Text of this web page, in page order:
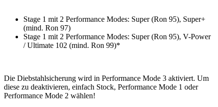
Stage 1 mit 2 Performance Modes: Super (Ron 95), Super+
(mind. Ron 97)
Stage 1 mit 2 Performance Modes: Super (Ron 95), V-Power
/ Ultimate 102 (mind. Ron 99)*
Die Diebstahlsicherung wird in Performance Mode 3 aktiviert. Um
diese zu deaktivieren, einfach Stock, Performance Mode 1 oder
Performance Mode 2 wählen!